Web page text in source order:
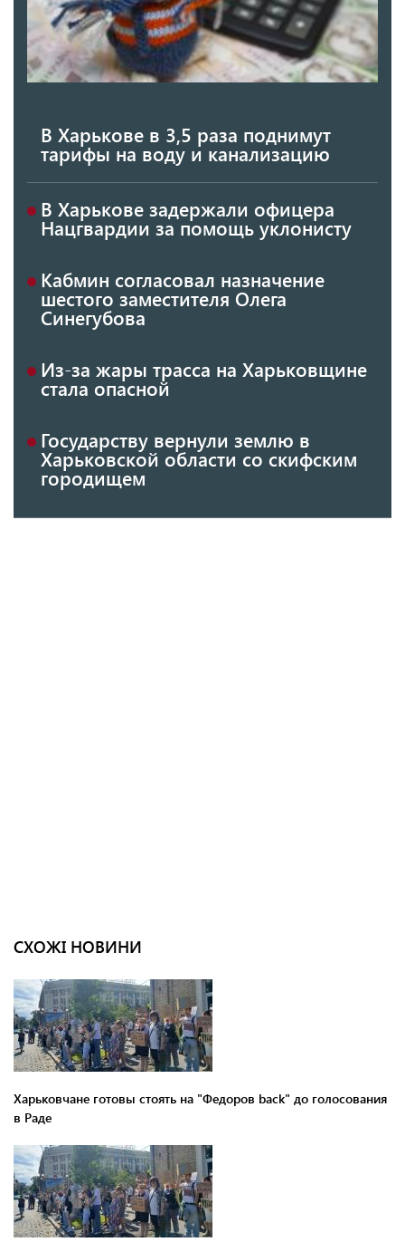
В Харькове в 3,5 раза поднимут
тарифы на воду и канализацию
В Харькове задержали офицера
Нацгвардии за помощь уклонисту
Кабмин согласовал назначение
шестого заместителя Олега
Синегубова
Из-за жары трасса на Харьковщине
стала опасной
Государству вернули землю в
Харьковской области со скифским
городищем
СХОЖІ НОВИНИ
Харьковчане готовы стоять на "Федоров back" до голосования
в Раде